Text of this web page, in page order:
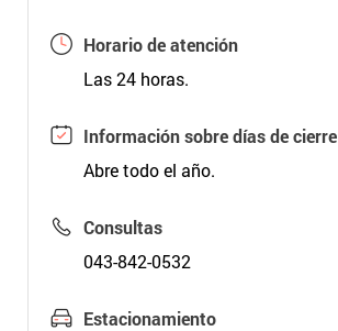
Horario de atención
Las 24 horas.
Información sobre días de cierre
Abre todo el año.
Consultas
043-842-0532
Estacionamiento